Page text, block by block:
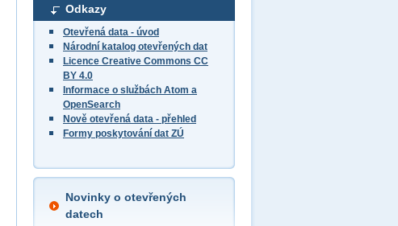
Odkazy
Otevřená data - úvod
Národní katalog otevřených dat
Licence Creative Commons CC
BY 4.0
Informace o službách Atom a
OpenSearch
Nově otevřená data - přehled
Formy poskytování dat ZÚ
Novinky o otevřených
datech